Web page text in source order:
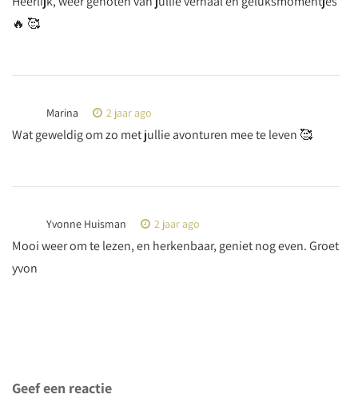
🔥 🥰
Marina 2 jaar ago
Wat geweldig om zo met jullie avonturen mee te leven 🥰
Yvonne Huisman 2 jaar ago
Mooi weer om te lezen, en herkenbaar, geniet nog even. Groet
yvon
Geef een reactie